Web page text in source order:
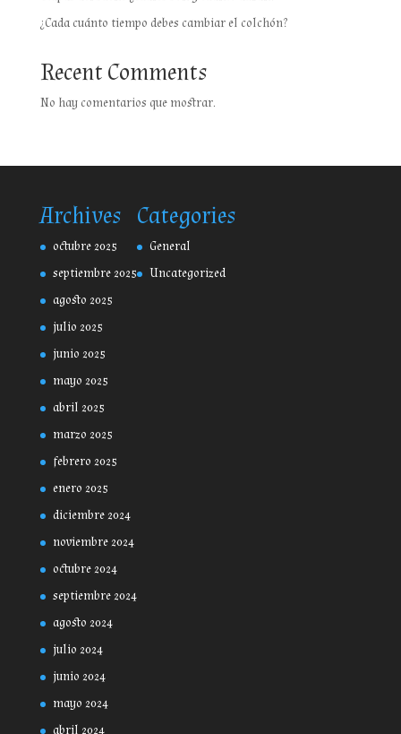
¿Cada cuánto tiempo debes cambiar el colchón?
Recent Comments
No hay comentarios que mostrar.
Archives
octubre 2025
septiembre 2025
agosto 2025
julio 2025
junio 2025
mayo 2025
abril 2025
marzo 2025
febrero 2025
enero 2025
diciembre 2024
noviembre 2024
octubre 2024
septiembre 2024
agosto 2024
julio 2024
junio 2024
mayo 2024
abril 2024
Categories
General
Uncategorized